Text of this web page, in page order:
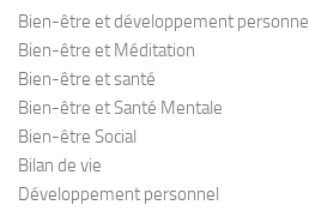
Bien-être et développement personnel
Bien-être et Méditation
Bien-être et santé
Bien-être et Santé Mentale
Bien-être Social
Bilan de vie
Développement personnel